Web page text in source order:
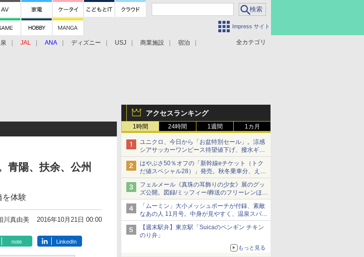
Impress サイト
全カテゴリ
JAL ANA ディズニー USJ 商業施設 宿泊
アクセスランキング
1時間 24時間 1週間 1カ月
ユニクロ、今日から「お盆特別セール」。涼感
シアサッカーワンピース待望値下げ、撥水ギア
ショーツは1990円に
はやぶさ50％オフの「新幹線eチケット（トク
だ値スペシャル28）」発売。秋冬乗車分、えき
ねっと限定
フェルメール《真珠の耳飾りの少女》展のグッ
ズ公開。図録/ミッフィー/葬送のフリーレンほ
か、注目ブランドコラボが実現
「ムーミン」大小メッシュポーチが付録、素敵
なあの人 11月号。中身が見やすく、温泉スパに
も使える
【週末駅弁】東京駅「Suicaのペンギン チキン
のり弁」
もっと見る
青陽、扶余、公州
を体験
川真由美 2016年10月21日 00:00
note LinkedIn